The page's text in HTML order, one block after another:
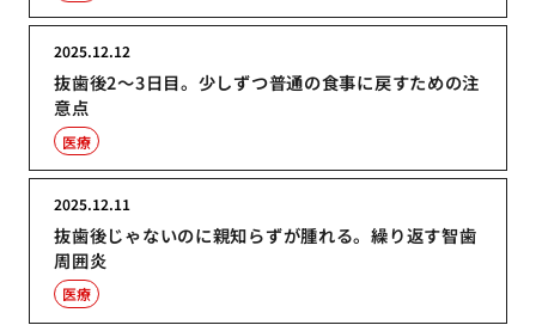
抜歯後2〜3日目。少しずつ普通の食事に戻すための注
意点
2025.12.12
医療
抜歯後じゃないのに親知らずが腫れる。繰り返す智歯
周囲炎
2025.12.11
医療